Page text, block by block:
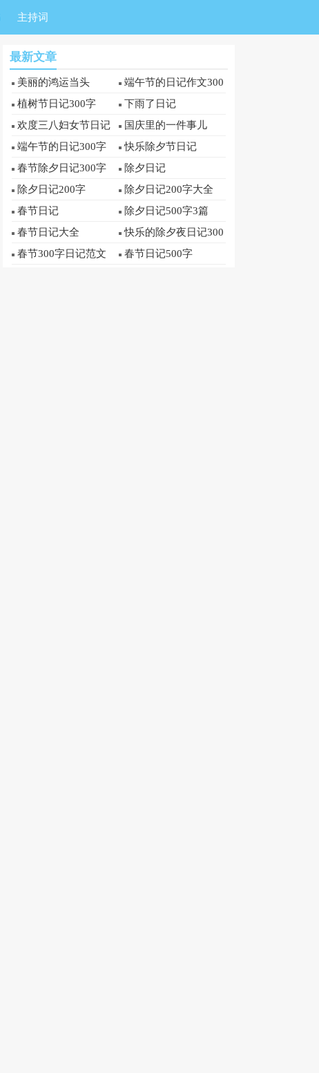
主持词
最新文章
美丽的鸿运当头
端午节的日记作文300
字
植树节日记300字
下雨了日记
欢度三八妇女节日记
国庆里的一件事儿
端午节的日记300字
快乐除夕节日记
春节除夕日记300字
除夕日记
除夕日记200字
除夕日记200字大全
春节日记
除夕日记500字3篇
春节日记大全
快乐的除夕夜日记300
字
春节300字日记范文 春节日记500字